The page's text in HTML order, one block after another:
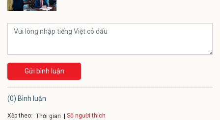
Gửi bình luận
(0) Bình luận
Xếp theo: Thời gian Số người thích